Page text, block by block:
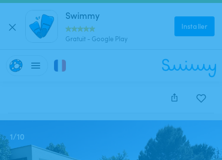
Swimmy
Gratuit - Google Play
Installer
Cette annonce est close et ne peut être réservée.
1/10